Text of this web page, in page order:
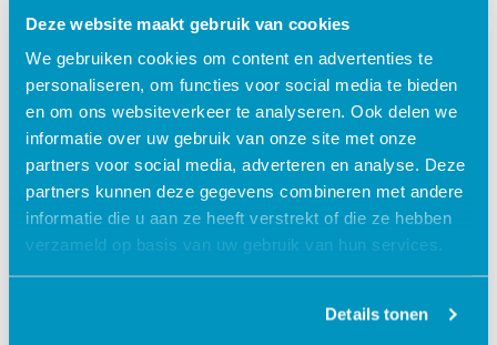
Deze website maakt gebruik van cookies
We gebruiken cookies om content en advertenties te
personaliseren, om functies voor social media te bieden
en om ons websiteverkeer te analyseren. Ook delen we
informatie over uw gebruik van onze site met onze
partners voor social media, adverteren en analyse. Deze
partners kunnen deze gegevens combineren met andere
informatie die u aan ze heeft verstrekt of die ze hebben
verzameld op basis van uw gebruik van hun services.
Details tonen
stap gezet naar de ‘Cure’markt door een
samenwerking aan te gaan met Timeff en
Asterisque, waardoor we direct een van de
marktleiders zijn geworden voor Zelfstandige
Behandelcentra (ZBC’s) en de revalidatiezorg.
Het aanbieden van goed geïntegreerde
softwareoplossingen ligt in de kern van onze
filosofie en de succesvolle propositie die we
hiermee voor de Nederlandse ‘Care’ markt
hebben ontwikkeld willen we nu ook gaan
Cure’ markten,